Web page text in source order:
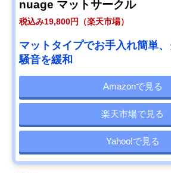
nuage マットサークル
税込み19,800円（楽天市場）
マットタイプでお手入れ簡単
騒音を緩和
Amazonで見る
楽天市場で見る
Yahoo!で見る